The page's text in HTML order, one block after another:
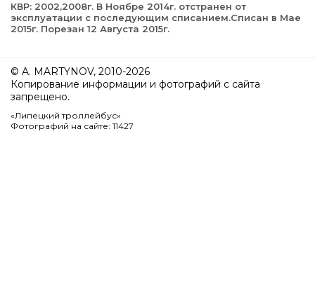
КВР: 2002,2008г. В Ноябре 2014г. отстранен от
эксплуатации с последующим списанием.Списан в Мае
2015г. Порезан 12 Августа 2015г.
© A. MARTYNOV, 2010-2026
Копирование информации и фотографий с сайта
запрещено.
«Липецкий троллейбус»
Фотографий на сайте: 11427